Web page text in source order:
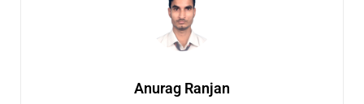
Anurag Ranjan